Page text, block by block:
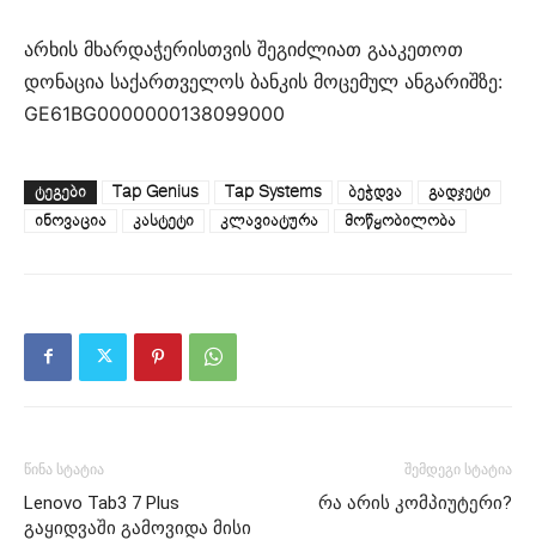
არხის მხარდაჭერისთვის შეგიძლიათ გააკეთოთ
დონაცია საქართველოს ბანკის მოცემულ ანგარიშზე:
GE61BG0000000138099000
ᲢᲔᲒᲔᲑᲘ Tap Genius Tap Systems ბეჭდვა
გადჯეტი
ინოვაცია
კასტეტი კლავიატურა მოწყობილობა
წინა სტატია
Lenovo Tab3 7 Plus
გაყიდვაში გამოვიდა მისი
შემდეგი სტატია
რა არის კომპიუტერი?